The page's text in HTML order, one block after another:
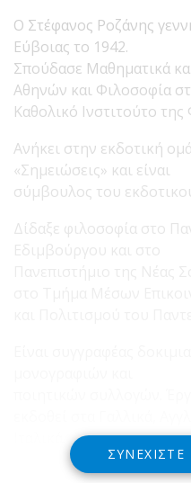
Ο Στέφανος Ροζάνης
Εύβοιας το 1942.
Σπούδασε Μαθηματικά
Αθηνών και Φιλοσοφία
Καθολικό Ινστιτούτο
Ανήκει στην εκδοτική
«Σημειώσεις» και είναι
σύμβουλος του
Δίδαξε φιλοσοφία στο